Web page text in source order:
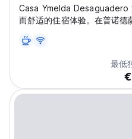
Casa Ymelda Desaguadero
而舒适的住宿体验。在普诺德
最低